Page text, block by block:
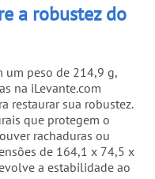
a robustez do
um peso de 214,9 g,
na iLevante.com
restaurar sua robustez.
que protegem o
rachaduras ou
de 164,1 x 74,5 x
a estabilidade ao